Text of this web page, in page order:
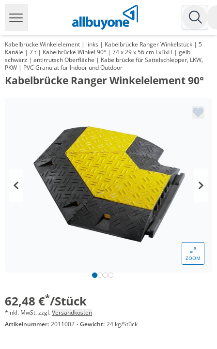
Kabelbrücke Winkelelement | links | Kabelbrücke Ranger Winkelstück | 5
Kanäle | 7 t | Kabelbrücke Winkel 90° | 74 x 29 x 56 cm LxBxH | gelb
schwarz | antirrutsch Oberfläche | Kabelbrücke für Sattelschlepper, LKW,
PKW | PVC Granulat für Indoor und Outdoor
Kabelbrücke Ranger Winkelelement 90°
ZOOM
62,48 €*/Stück
*inkl. MwSt. zzgl.Versandkosten
Artikelnummer: 2011002 · Gewicht: 24 kg/Stück